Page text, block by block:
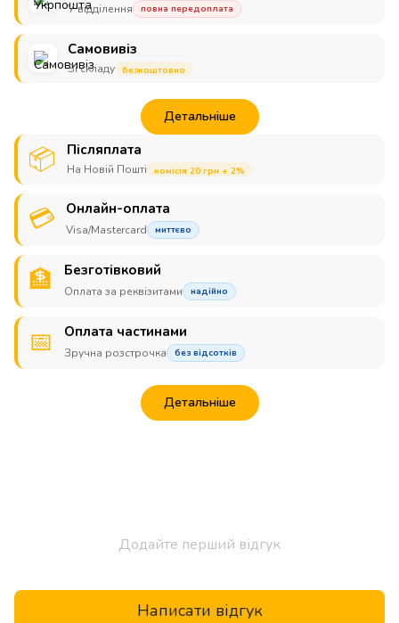
У відділення повна передоплата
Самовивіз
Зі складу безкоштовно
Детальніше
📦 Післяплата
На Новій Пошті комісія 20 грн + 2%
💳 Онлайн-оплата
Visa/Mastercard миттєво
🏦 Безготівковий
Оплата за реквізитами надійно
📅 Оплата частинами
Зручна розстрочка без відсотків
Детальніше
Додайте перший відгук
Написати відгук